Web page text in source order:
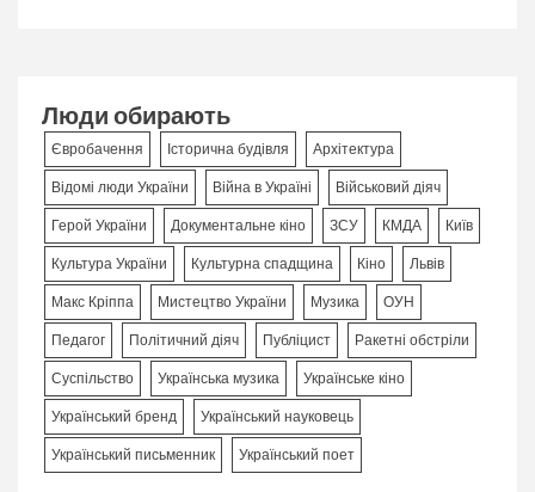
Люди обирають
Євробачення Історична будівля Архітектура
Відомі люди України Війна в Україні Військовий діяч
Герой України Документальне кіно ЗСУ КМДА Київ
Культура України Культурна спадщина Кіно Львів
Макс Кріппа Мистецтво України Музика ОУН
Педагог Політичний діяч Публіцист Ракетні обстріли
Суспільство Українська музика Українське кіно
Український бренд Український науковець
Український письменник Український поет